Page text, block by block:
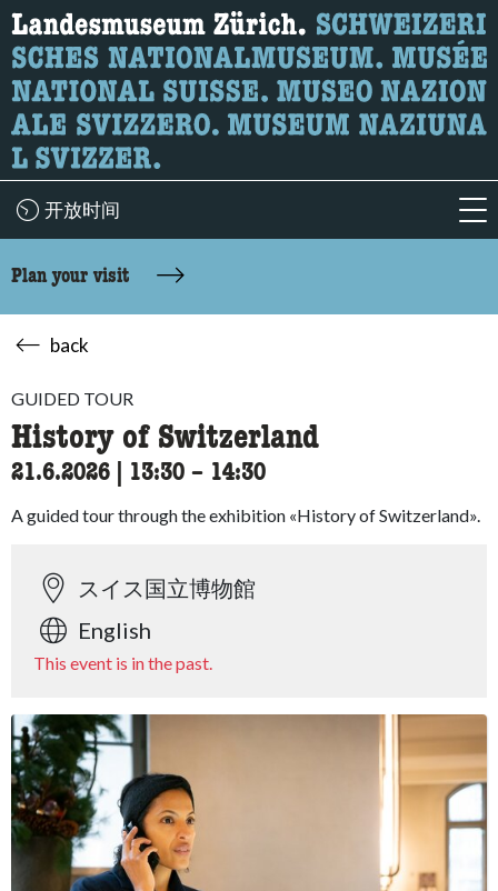
What are you looking for?
Here you can search for content on the page.
开放时间
Plan your visit
back
GUIDED TOUR
History of Switzerland
21.6.2026 13:30 accessibility.time_to
– 14:30
A guided tour through the exhibition «History of Switzerland».
スイス国立博物館
English
This event is in the past.